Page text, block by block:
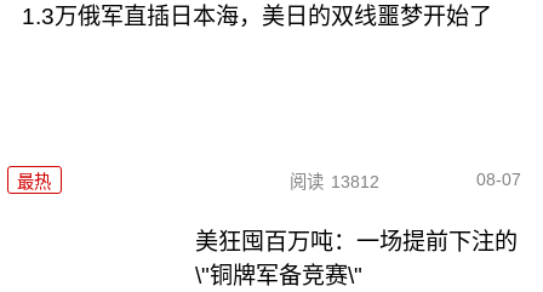
1.3万俄军直插日本海，美日的双线噩梦开始了
最热 阅读 13812 08-07
美狂囤百万吨：一场提前下注的
\"铜牌军备竞赛\"